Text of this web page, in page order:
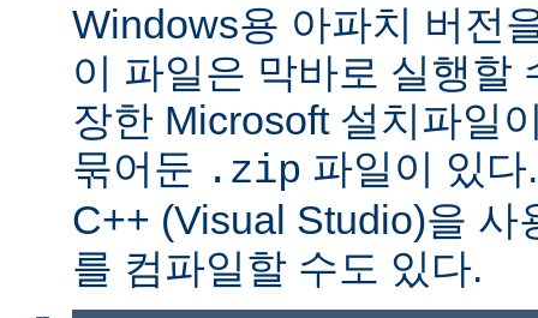
Windows용 아파치 버전
이 파일은 막바로 실행할
장한 Microsoft 설치파일
묶어둔 .zip 파일이 있
C++ (Visual Studio)을 사
를 컴파일할 수도 있다.